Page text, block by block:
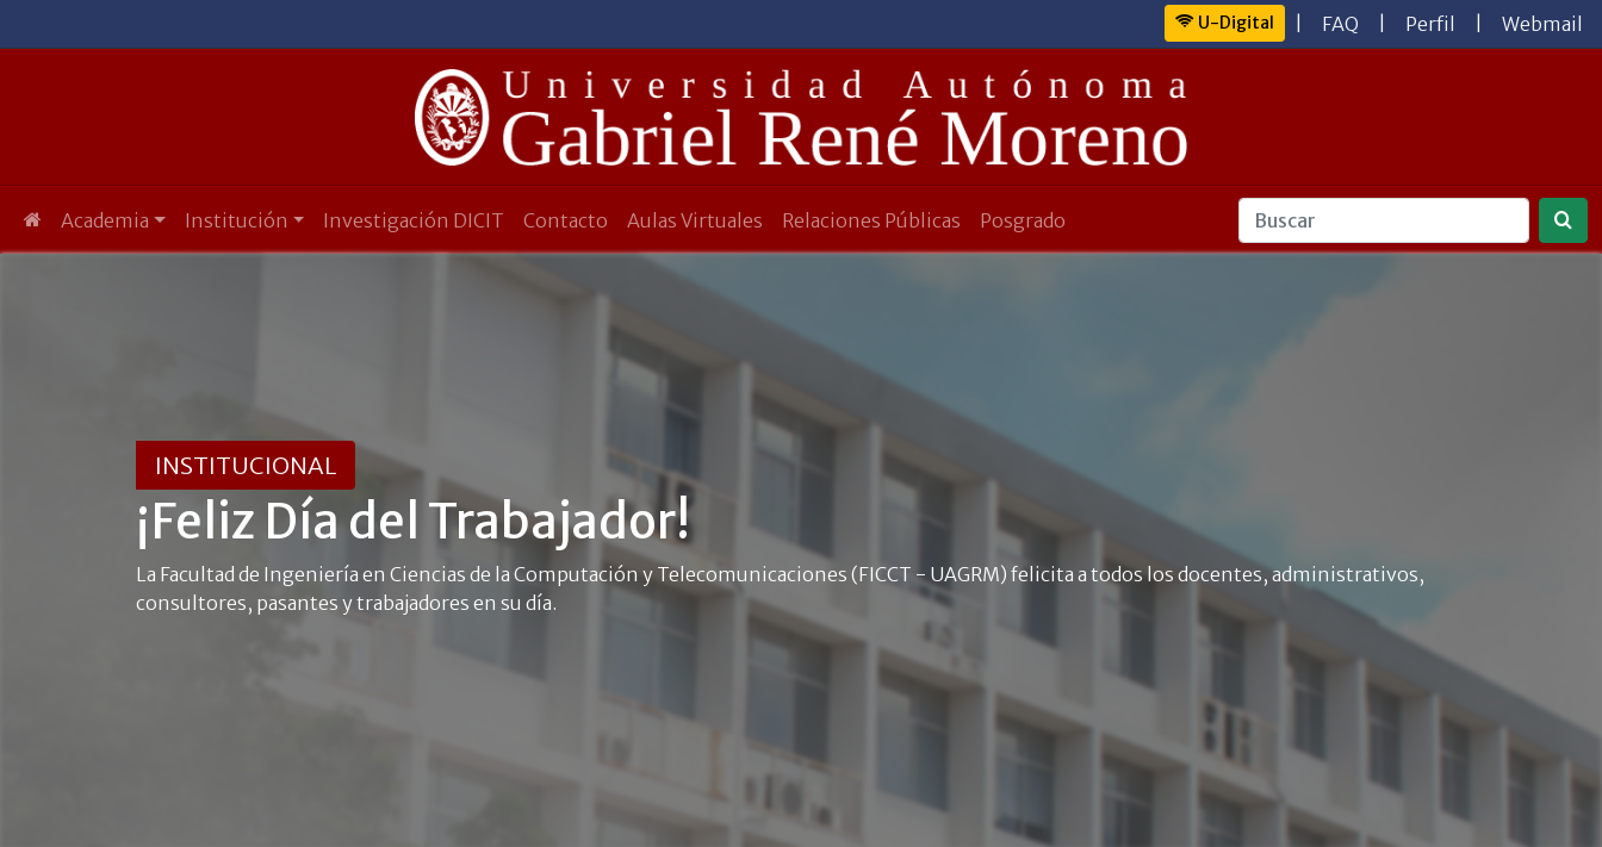
U-Digital FAQ Perfil Webmail
Academia Institución Investigación DICIT Contacto Aulas Virtuales Relaciones Públicas Posgrado
INSTITUCIONAL
¡Feliz Día del Trabajador!
La Facultad de Ingeniería en Ciencias de la Computación y Telecomunicaciones (FICCT - UAGRM) felicita a todos los docentes, administrativos,
consultores, pasantes y trabajadores en su día.